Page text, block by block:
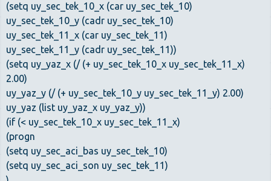
(setq uy_sec_tek_10_x (car uy_sec_tek_10)
uy_sec_tek_10_y (cadr uy_sec_tek_10)
uy_sec_tek_11_x (car uy_sec_tek_11)
uy_sec_tek_11_y (cadr uy_sec_tek_11))
(setq uy_yaz_x (/ (+ uy_sec_tek_10_x uy_sec_tek_11_x)
2.00)
uy_yaz_y (/ (+ uy_sec_tek_10_y uy_sec_tek_11_y) 2.00)
uy_yaz (list uy_yaz_x uy_yaz_y))
(if (< uy_sec_tek_10_x uy_sec_tek_11_x)
(progn
(setq uy_sec_aci_bas uy_sec_tek_10)
(setq uy_sec_aci_son uy_sec_tek_11)